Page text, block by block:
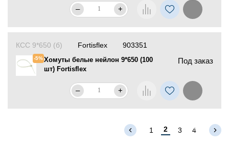
– +
903351
КСС 9*650 (б)
-5%Хомуты белые нейлон 9*650 (100
шт) Fortisflex
Под заказ
Fortisflex
– +
1 2 3 4